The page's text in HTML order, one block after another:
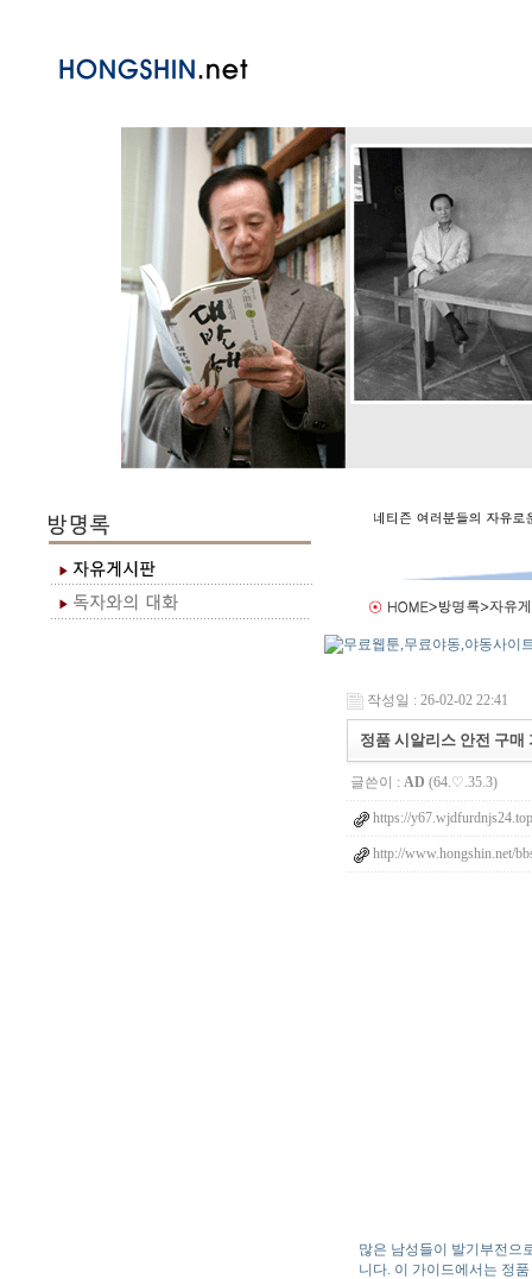
작성일 : 26-02-02 22:41
정품 시알리스 안전 구매
글쓴이 : AD (64.♡.35.3)
https://y67.wjdfurdnjs24.top
http://www.hongshin.net/
많은 남성들이 발기부전으
니다. 이 가이드에서는 정